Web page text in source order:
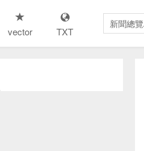
vector TXT